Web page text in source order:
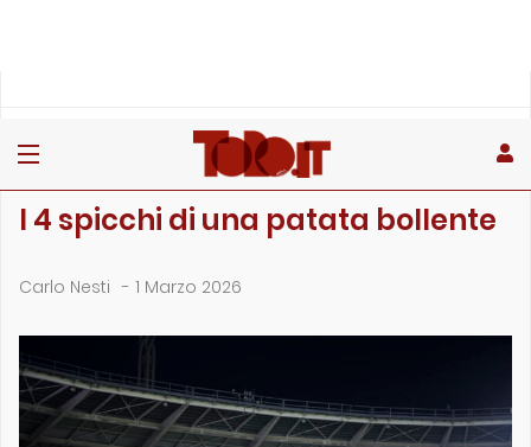
»
L'OSSERVATORO DI CARLO NESTI
I 4 spicchi di una patata bollente
Carlo Nesti - 1 Marzo 2026